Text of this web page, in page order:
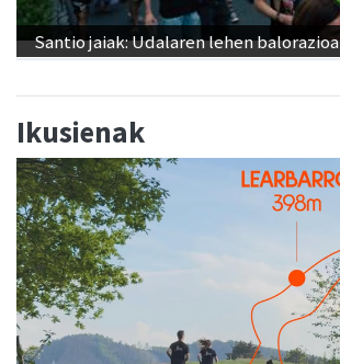
Santio jaiak: Udalaren lehen balorazioa
Ikusienak